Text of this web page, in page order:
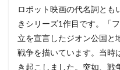
ロボット映画の代名詞とも
きシリーズ1作目です。「
立を宣言したジオン公国と
戦争を描いています。当時
き起こしました。突如、戦